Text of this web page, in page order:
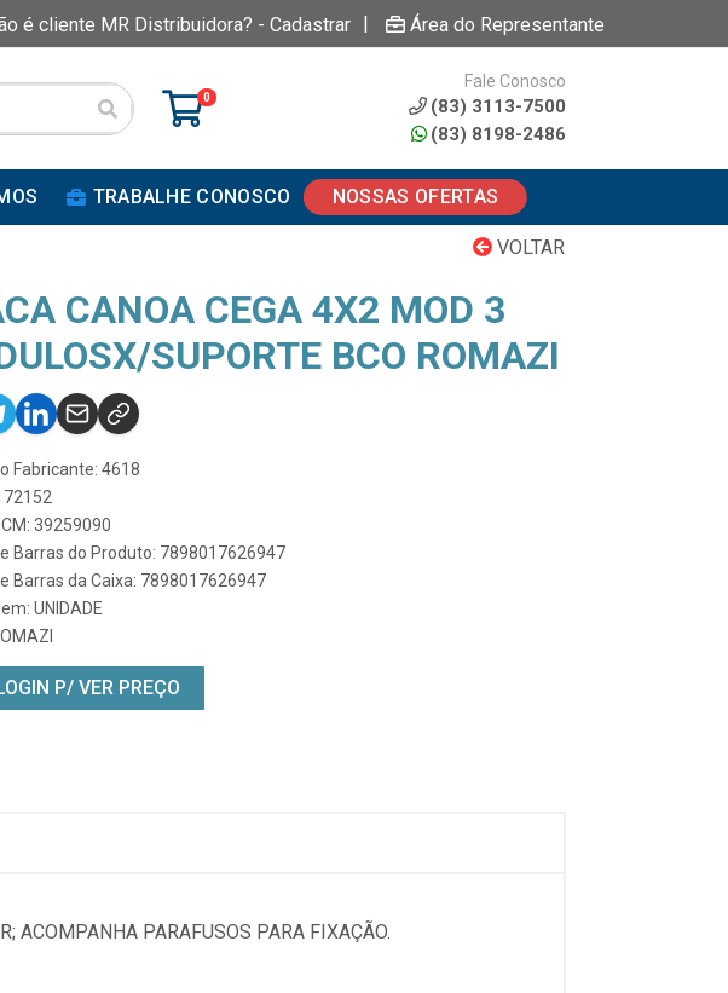
é cliente MR Distribuidora? - Cadastrar | Área do Representante
0
Fale Conosco
(83) 3113-7500
(83) 8198-2486
TRABALHE CONOSCO NOSSAS OFERTAS
VOLTAR
CANOA CEGA 4X2 MOD 3
SUPORTE BCO ROMAZI
Fabricante: 4618
39259090
Barras do Produto: 7898017626947
Barras da Caixa: 7898017626947
UNIDADE
P/ VER PREÇO
ACOMPANHA PARAFUSOS PARA FIXAÇÃO.